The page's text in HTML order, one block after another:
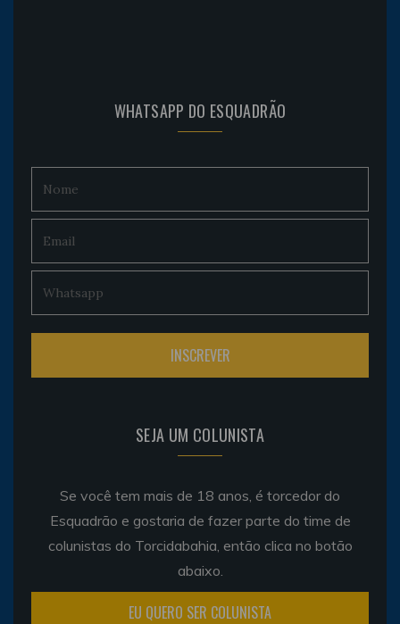
WHATSAPP DO ESQUADRÃO
SEJA UM COLUNISTA
Se você tem mais de 18 anos, é torcedor do
Esquadrão e gostaria de fazer parte do time de
colunistas do Torcidabahia, então clica no botão
abaixo.
EU QUERO SER COLUNISTA